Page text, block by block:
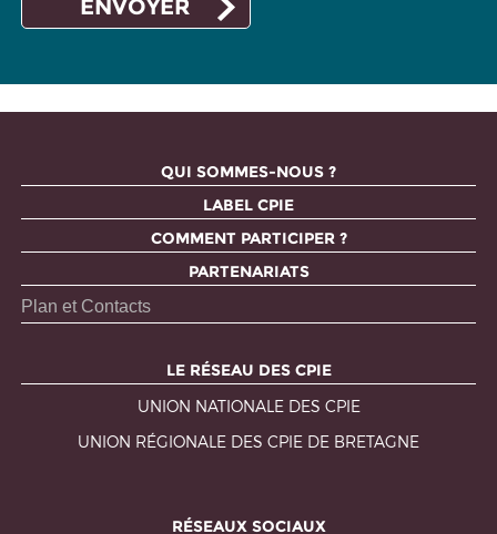
QUI SOMMES-NOUS ?
LABEL CPIE
COMMENT PARTICIPER ?
PARTENARIATS
Plan et Contacts
LE RÉSEAU DES CPIE
UNION NATIONALE DES CPIE
UNION RÉGIONALE DES CPIE DE BRETAGNE
RÉSEAUX SOCIAUX